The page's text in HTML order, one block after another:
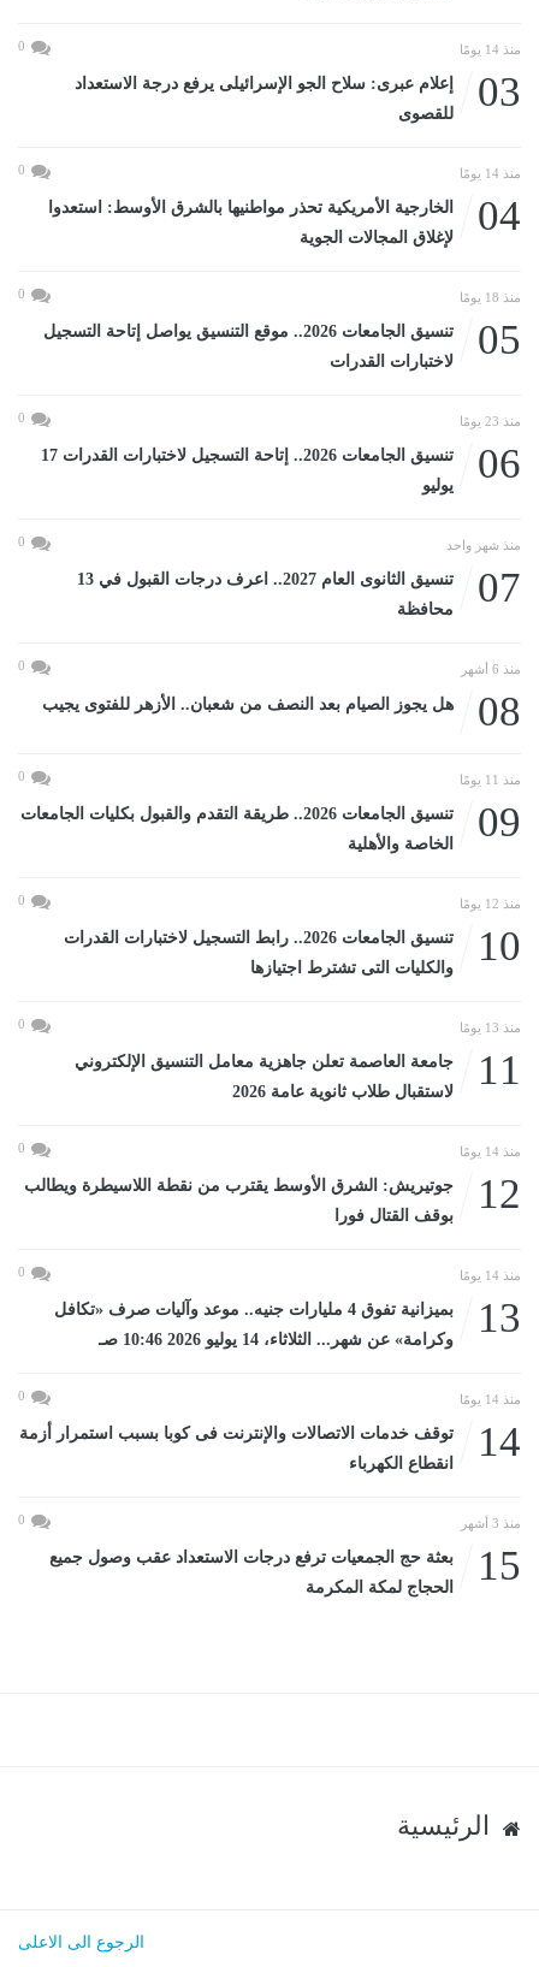
منذ 14 يومًا 0
03
إعلام عبرى: سلاح الجو الإسرائيلى يرفع درجة الاستعداد
للقصوى
منذ 14 يومًا 0
04
الخارجية الأمريكية تحذر مواطنيها بالشرق الأوسط: استعدوا
لإغلاق المجالات الجوية
منذ 18 يومًا 0
05
تنسيق الجامعات 2026.. موقع التنسيق يواصل إتاحة التسجيل
لاختبارات القدرات
منذ 23 يومًا 0
06
تنسيق الجامعات 2026.. إتاحة التسجيل لاختبارات القدرات 17
يوليو
منذ شهر واحد 0
07
تنسيق الثانوى العام 2027.. اعرف درجات القبول في 13
محافظة
منذ 6 أشهر 0
08 هل يجوز الصيام بعد النصف من شعبان.. الأزهر للفتوى يجيب
منذ 11 يومًا 0
09
تنسيق الجامعات 2026.. طريقة التقدم والقبول بكليات الجامعات
الخاصة والأهلية
منذ 12 يومًا 0
10
تنسيق الجامعات 2026.. رابط التسجيل لاختبارات القدرات
والكليات التى تشترط اجتيازها
منذ 13 يومًا 0
11
جامعة العاصمة تعلن جاهزية معامل التنسيق الإلكتروني
لاستقبال طلاب ثانوية عامة 2026
منذ 14 يومًا 0
12
جوتيريش: الشرق الأوسط يقترب من نقطة اللاسيطرة ويطالب
بوقف القتال فورا
منذ 14 يومًا 0
13
بميزانية تفوق 4 مليارات جنيه.. موعد وآليات صرف «تكافل
وكرامة» عن شهر... الثلاثاء، 14 يوليو 2026 10:46 صـ
منذ 14 يومًا 0
14
توقف خدمات الاتصالات والإنترنت فى كوبا بسبب استمرار أزمة
انقطاع الكهرباء
منذ 3 أشهر 0
15
بعثة حج الجمعيات ترفع درجات الاستعداد عقب وصول جميع
الحجاج لمكة المكرمة
الرئيسية
الرجوع الى الاعلى